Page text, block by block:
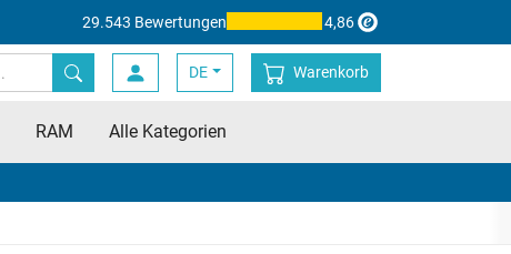
29.543 Bewertungen 4,86
DE Warenkorb
RAM Alle Kategorien